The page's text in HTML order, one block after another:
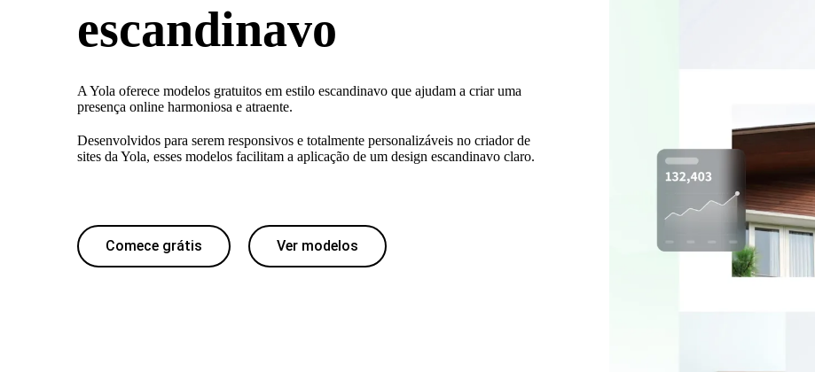
escandinavo
A Yola oferece modelos gratuitos em estilo escandinavo que ajudam a criar uma
presença online harmoniosa e atraente.
Desenvolvidos para serem responsivos e totalmente personalizáveis no criador de
sites da Yola, esses modelos facilitam a aplicação de um design escandinavo claro.
Comece grátis Ver modelos